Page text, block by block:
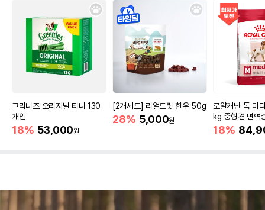
그리니즈 오리지널 티니 130
개입
18% 53,000원
[2개세트] 리얼트릿 한우 50g
28% 5,000원
로얄캐닌 독 미
kg 중형견 면역
18%